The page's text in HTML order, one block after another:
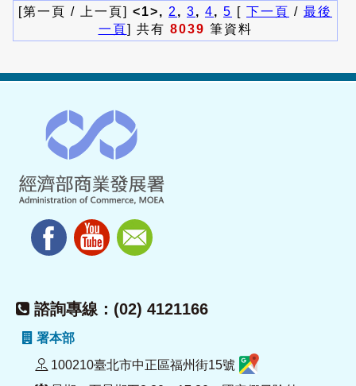
[第一頁 / 上一頁] <1>, 2 , 3, 4, 5 [ 下一頁 / 最後
一頁] 共有 8039 筆資料
諮詢專線：(02) 4121166
署本部
100210臺北市中正區福州街15號